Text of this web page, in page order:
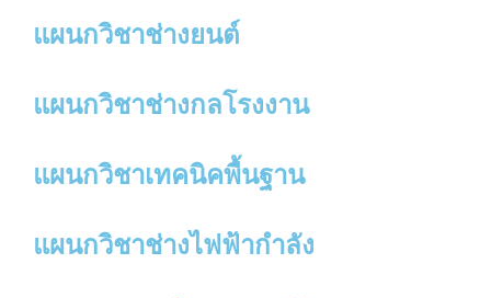
แผนกวิชาช่างยนต์
แผนกวิชาช่างกลโรงงาน
แผนกวิชาเทคนิคพื้นฐาน
แผนกวิชาช่างไฟฟ้ากำลัง